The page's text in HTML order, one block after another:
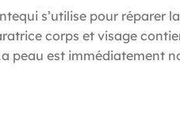
s’utilise pour
corps et visage
peau est immédiatement